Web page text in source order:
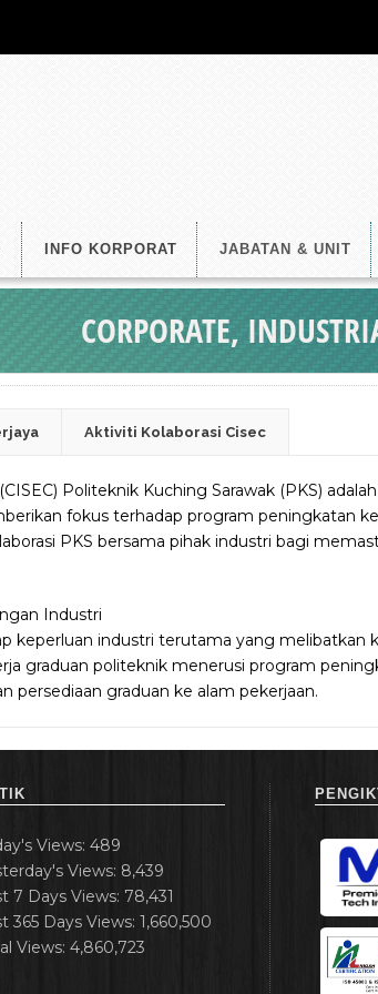
INFO KORPORAT JABATAN & UNIT
CORPORATE,
Aktiviti Kolaborasi Cisec
Politeknik Kuching Sarawak (PKS)
fokus terhadap program peningkatan
PKS bersama pihak industri bagi
Industri
keperluan industri terutama yang melibatkan
graduan politeknik menerusi program
persediaan graduan ke alam pekerjaan.
Views: 489
Views: 8,439
7 Days Views: 78,431
365 Days Views: 1,660,500
Views: 4,860,723